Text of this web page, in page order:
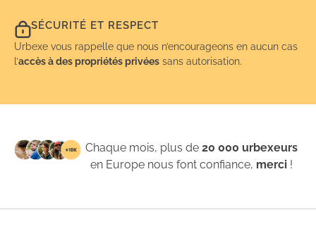
SÉCURITÉ ET RESPECT
Urbexe vous rappelle que nous n’encourageons en aucun cas
l’accès à des propriétés privées sans autorisation.
Chaque mois, plus de20 000 urbexeurs
en Europe nous font confiance, merci !